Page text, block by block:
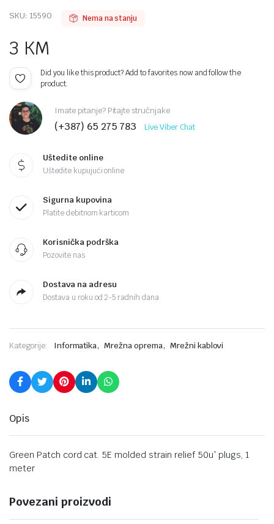
SKU: 15590 Nema na stanju
3 KM
Did you like this product? Add to favorites now and follow the
product.
Imate pitanje? Pitajte stručnjake
(+387) 65 275 783 Live Viber Chat
Uštedite online
Uštedite kupujući online
Sigurna kupovina
Platite debitnom karticom
Korisnička podrška
Pozovite nas
Dostava na adresu
Dostava u roku od 2-5 radnih dana
Kategorije: Informatika, Mrežna oprema, Mrežni kablovi
Opis
Green Patch cord cat. 5E molded strain relief 50u” plugs, 1
meter
Povezani proizvodi